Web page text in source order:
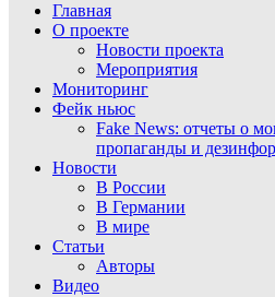
Главная
О проекте
Новости проекта
Мероприятия
Мониторинг
Фейк ньюс
Fake News: отчеты о
пропаганды и
Новости
В России
В Германии
В мире
Статьи
Авторы
Видео